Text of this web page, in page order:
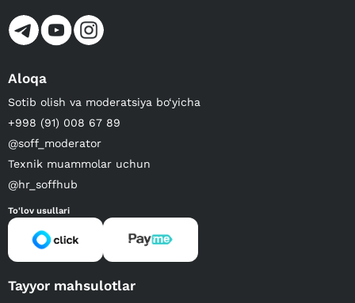
Aloqa
Sotib olish va moderatsiya bo‘yicha
+998 (91) 008 67 89
@soff_moderator
Texnik muammolar uchun
@hr_soffhub
To'lov usullari
Tayyor mahsulotlar